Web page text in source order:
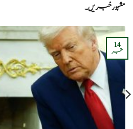
مشہور خبریں۔
14
ستمبر